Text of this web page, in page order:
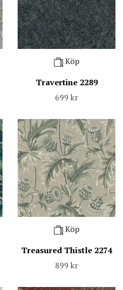
Köp
Travertine 2289
699 kr
Köp
Treasured Thistle 2274
899 kr